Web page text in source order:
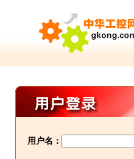
用户名：